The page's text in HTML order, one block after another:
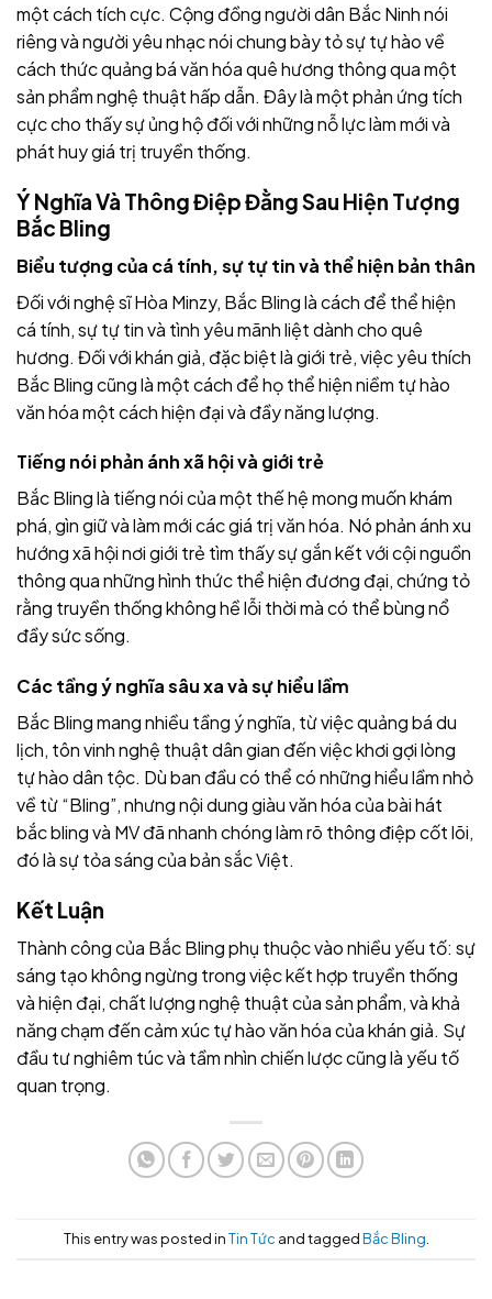
một cách tích cực. Cộng đồng người dân Bắc Ninh nói
riêng và người yêu nhạc nói chung bày tỏ sự tự hào về
cách thức quảng bá văn hóa quê hương thông qua một
sản phẩm nghệ thuật hấp dẫn. Đây là một phản ứng tích
cực cho thấy sự ủng hộ đối với những nỗ lực làm mới và
phát huy giá trị truyền thống.
Ý Nghĩa Và Thông Điệp Đằng Sau Hiện Tượng
Bắc Bling
Biểu tượng của cá tính, sự tự tin và thể hiện bản thân
Đối với nghệ sĩ Hòa Minzy, Bắc Bling là cách để thể hiện
cá tính, sự tự tin và tình yêu mãnh liệt dành cho quê
hương. Đối với khán giả, đặc biệt là giới trẻ, việc yêu thích
Bắc Bling cũng là một cách để họ thể hiện niềm tự hào
văn hóa một cách hiện đại và đầy năng lượng.
Tiếng nói phản ánh xã hội và giới trẻ
Bắc Bling là tiếng nói của một thế hệ mong muốn khám
phá, gìn giữ và làm mới các giá trị văn hóa. Nó phản ánh xu
hướng xã hội nơi giới trẻ tìm thấy sự gắn kết với cội nguồn
thông qua những hình thức thể hiện đương đại, chứng tỏ
rằng truyền thống không hề lỗi thời mà có thể bùng nổ
đầy sức sống.
Các tầng ý nghĩa sâu xa và sự hiểu lầm
Bắc Bling mang nhiều tầng ý nghĩa, từ việc quảng bá du
lịch, tôn vinh nghệ thuật dân gian đến việc khơi gợi lòng
tự hào dân tộc. Dù ban đầu có thể có những hiểu lầm nhỏ
về từ “Bling”, nhưng nội dung giàu văn hóa của bài hát
bắc bling và MV đã nhanh chóng làm rõ thông điệp cốt lõi,
đó là sự tỏa sáng của bản sắc Việt.
Kết Luận
Thành công của Bắc Bling phụ thuộc vào nhiều yếu tố: sự
sáng tạo không ngừng trong việc kết hợp truyền thống
và hiện đại, chất lượng nghệ thuật của sản phẩm, và khả
năng chạm đến cảm xúc tự hào văn hóa của khán giả. Sự
đầu tư nghiêm túc và tầm nhìn chiến lược cũng là yếu tố
quan trọng.
This entry was posted inTin Tức and taggedBắc Bling